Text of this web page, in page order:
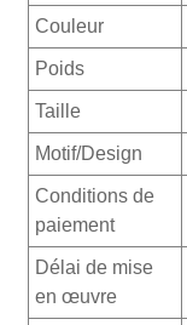
Couleur
Poids
Taille
Motif/Design
Conditions de
paiement
Délai de mise
en œuvre